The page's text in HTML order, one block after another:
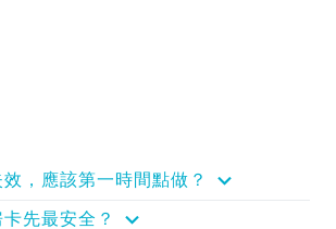
，應該第一時間點做？
先最安全？